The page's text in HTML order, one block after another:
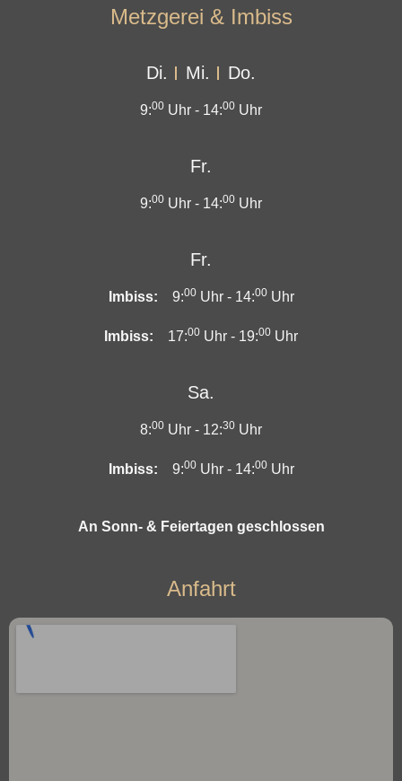
Metzgerei & Imbiss
Di. Mi. Do.
9:00 Uhr - 14:00 Uhr
Fr.
9:00 Uhr - 14:00 Uhr
Fr.
Imbiss: 9:00Uhr - 14:00Uhr
Imbiss: 17:00 Uhr - 19:00 Uhr
Sa.
8:00 Uhr - 12:30 Uhr
Imbiss: 9:00Uhr - 14:00Uhr
An Sonn- & Feiertagen geschlossen
Anfahrt